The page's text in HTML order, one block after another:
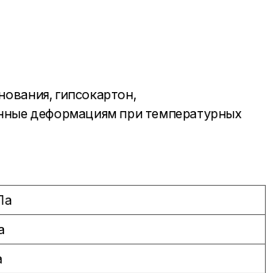
гипсокартон,
деформациям при температурных